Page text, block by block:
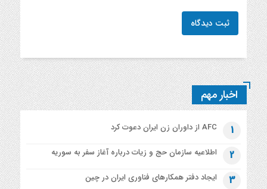
ثبت دیدگاه
اخبار مهم
1 AFC از داوران زن ایران دعوت کرد
2 اطلاعیه‌ سازمان حج و زیات درباره آغاز سفر به سوریه
3 ایجاد دفتر همکارهای فناوری ایران در چین